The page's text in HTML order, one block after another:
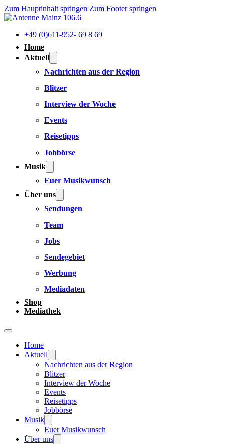
Zum Hauptinhalt springen Zum Footer springen
+49 (0)611-952- 69 8 69
Home
Aktuell
Nachrichten aus der Region
Blitzer
Interview der Woche
Events
Reisetipps
Jobbörse
Musik
Euer Musikwunsch
Über uns
Sendungen
Team
Jobs
Sendegebiet
Werbung
Mediadaten
Shop
Mediathek
Home
Aktuell
Nachrichten aus der Region
Blitzer
Interview der Woche
Events
Reisetipps
Jobbörse
Musik
Euer Musikwunsch
Über uns